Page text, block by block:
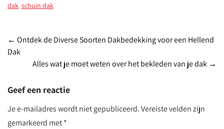
dak,schuin dak
Post
navigation
← Ontdek de Diverse Soorten Dakbedekking voor een Hellend
Dak
Alles wat je moet weten over het bekleden van je dak →
Geef een reactie
Je e-mailadres wordt niet gepubliceerd.Vereiste velden zijn
gemarkeerd met*